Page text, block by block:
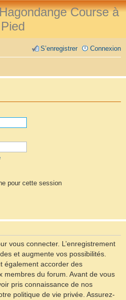
Course à
Pied
Connexion
S’enregistrer
pour cette session
vous connecter. L’enregistrement
et augmente vos possibilités.
également accorder des
membres du forum. Avant de vous
pris connaissance de nos
politique de vie privée. Assurez-